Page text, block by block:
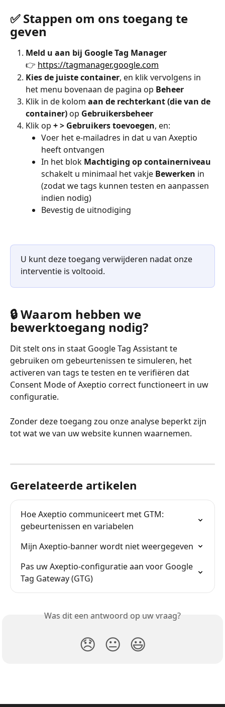
✅ Stappen om ons toegang te
geven
Meld u aan bij Google Tag Manager
👉 https://tagmanager.google.com
Kies de juiste container, en klik vervolgens in
het menu bovenaan de pagina op Beheer
Klik in de kolom aan de rechterkant (die van de
container) op Gebruikersbeheer
Klik op + > Gebruikers toevoegen, en:
Voer het e-mailadres in dat u van Axeptio
heeft ontvangen
In het blok Machtiging op containerniveau
schakelt u minimaal het vakje Bewerken in
(zodat we tags kunnen testen en aanpassen
indien nodig)
Bevestig de uitnodiging
U kunt deze toegang verwijderen nadat onze
interventie is voltooid.
🔒 Waarom hebben we
bewerktoegang nodig?
Dit stelt ons in staat Google Tag Assistant te
gebruiken om gebeurtenissen te simuleren, het
activeren van tags te testen en te verifiëren dat
Consent Mode of Axeptio correct functioneert in uw
configuratie.
Zonder deze toegang zou onze analyse beperkt zijn
tot wat we van uw website kunnen waarnemen.
Gerelateerde artikelen
Hoe Axeptio communiceert met GTM:
gebeurtenissen en variabelen
Mijn Axeptio-banner wordt niet weergegeven
Pas uw Axeptio-configuratie aan voor Google
Tag Gateway (GTG)
Was dit een antwoord op uw vraag?
😞 😐 😃